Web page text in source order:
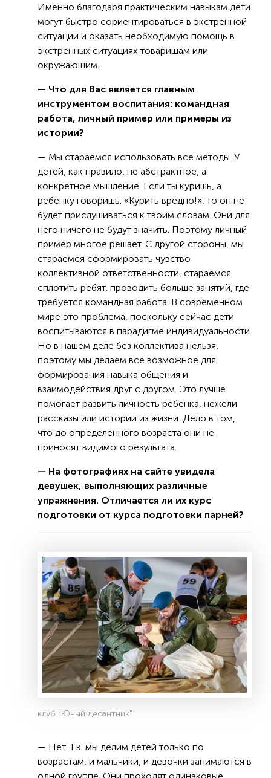
Именно благодаря практическим навыкам дети
могут быстро сориентироваться в экстренной
ситуации и оказать необходимую помощь в
экстренных ситуациях товарищам или
окружающим.
— Что для Вас является главным
инструментом воспитания: командная
работа, личный пример или примеры из
истории?
— Мы стараемся использовать все методы. У
детей, как правило, не абстрактное, а
конкретное мышление. Если ты куришь, а
ребенку говоришь: «Курить вредно!», то он не
будет прислушиваться к твоим словам. Они для
него ничего не будут значить. Поэтому личный
пример многое решает. С другой стороны, мы
стараемся сформировать чувство
коллективной ответственности, стараемся
сплотить ребят, проводить больше занятий, где
требуется командная работа. В современном
мире это проблема, поскольку сейчас дети
воспитываются в парадигме индивидуальности.
Но в нашем деле без коллектива нельзя,
поэтому мы делаем все возможное для
формирования навыка общения и
взаимодействия друг с другом. Это лучше
помогает развить личность ребенка, нежели
рассказы или истории из жизни. Дело в том,
что до определенного возраста они не
приносят видимого результата.
— На фотографиях на сайте увидела
девушек, выполняющих различные
упражнения. Отличается ли их курс
подготовки от курса подготовки парней?
клуб "Юный десантник"
— Нет. Т.к. мы делим детей только по
возрастам, и мальчики, и девочки занимаются в
одной группе. Они проходят одинаковые